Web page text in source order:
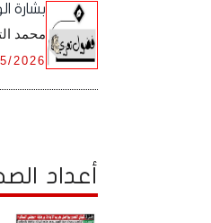
بشارة
محمد
2026
أعداد